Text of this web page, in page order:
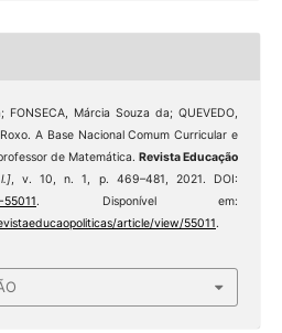
FONSECA, Márcia Souza da; QUEVEDO,
A Base Nacional Comum Curricular e
de Matemática. Revista Educação
, v. 10, n. 1, p. 469–481, 2021. DOI:
. Disponível em:
article/view/55011.